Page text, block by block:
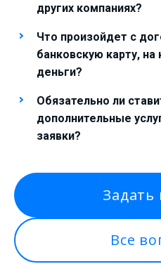
других компаниях?
Что произойдет с
банковскую карту, на
деньги?
Обязательно ли
дополнительные
заявки?
Задать
Все